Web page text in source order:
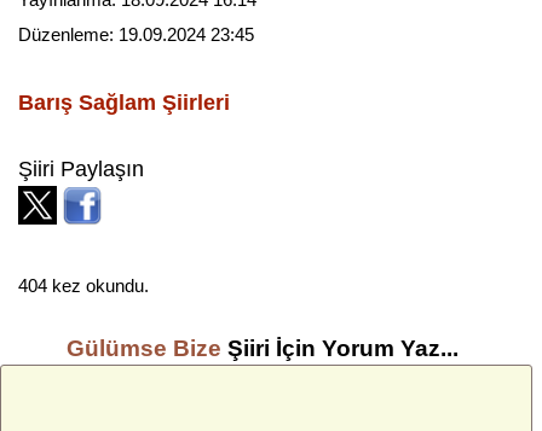
Düzenleme: 19.09.2024 23:45
Barış Sağlam Şiirleri
Şiiri Paylaşın
404 kez okundu.
Gülümse Bize Şiiri İçin Yorum Yaz...